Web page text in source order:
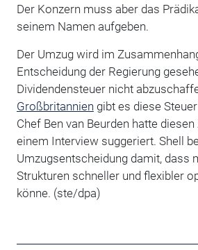
Der Konzern muss aber das
seinem Namen aufgeben.
Der Umzug wird im
Entscheidung der Regierung
Dividendensteuer nicht
Großbritannien gibt es diese
Chef Ben van Beurden hatte
einem Interview suggeriert. Shell
Umzugsentscheidung damit, dass
Strukturen schneller und flexibler
könne. (ste/dpa)